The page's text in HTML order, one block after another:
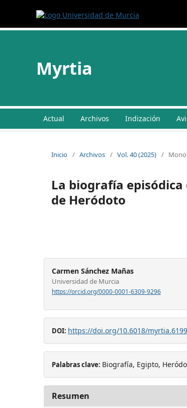
Myrtia
Actual Archivos Indización
Inicio / Archivos / Vol. 40 (2025) /
La biografía
de Heródoto
Carmen Sánchez Mañas
Universidad de Murcia
https://orcid.org/0000-0001-6309-9296
DOI: https://doi.org/10.6018/
Palabras clave: Biografía, Egipto,
Resumen